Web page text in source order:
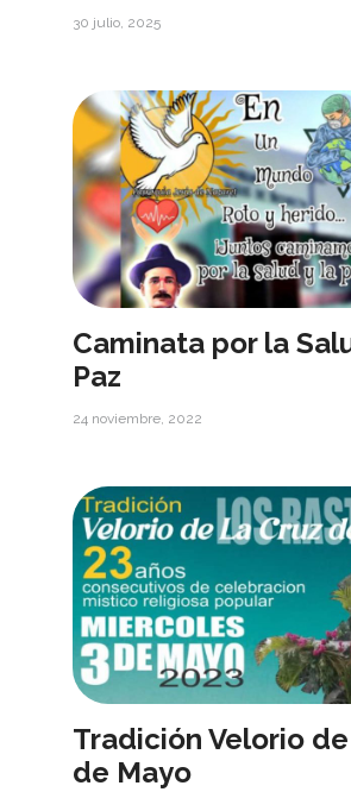
30 julio, 2025
Caminata por la
Paz
24 noviembre, 2022
Tradición Velorio
de Mayo